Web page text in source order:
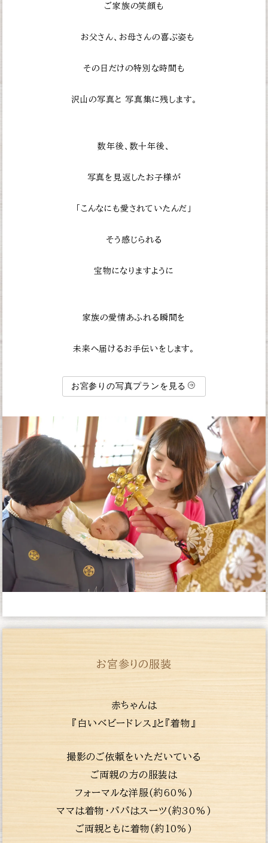
ご家族の笑顔も
お父さん、お母さんの喜ぶ姿も
その日だけの特別な時間も
沢山の写真と 写真集に残します。
数年後、数十年後、
写真を見返したお子様が
「こんなにも愛されていたんだ」
そう感じられる
宝物になりますように
家族の愛情あふれる瞬間を
未来へ届けるお手伝いをします。
お宮参りの写真プランを見る
お宮参りの服装
赤ちゃんは
『白いベビードレス』と『着物』
撮影のご依頼をいただいている
ご両親の方の服装は
フォーマルな洋服(約60%)
ママは着物・パパはスーツ(約30%)
ご両親ともに着物(約10%)